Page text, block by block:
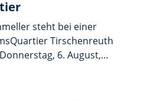
steht bei einer
Tirschenreuth
6. August,